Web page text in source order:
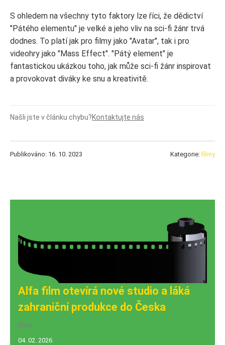
S ohledem na všechny tyto faktory lze říci, že dědictví
"Pátého elementu" je velké a jeho vliv na sci-fi žánr trvá
dodnes. To platí jak pro filmy jako "Avatar", tak i pro
videohry jako "Mass Effect". "Pátý element" je
fantastickou ukázkou toho, jak může sci-fi žánr inspirovat
a provokovat diváky ke snu a kreativitě.
Našli jste v článku chybu?Kontaktujte nás
Publikováno: 16. 10. 2023 Kategorie:filmy
Alfa film otevírá nové studio a láká
zahraniční produkce do Česka
filmy
04. 02. 2026